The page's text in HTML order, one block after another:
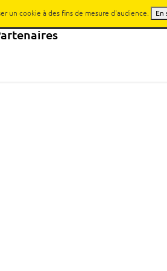
un cookie à des fins de mesure d'audience. En